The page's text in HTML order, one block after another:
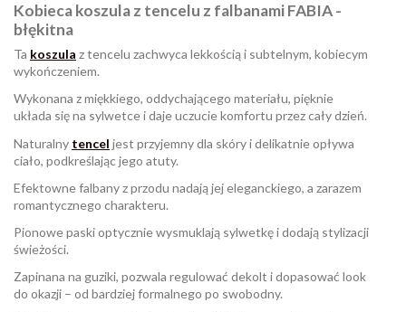
Kobieca koszula z tencelu z falbanami FABIA -
błękitna
Ta koszula z tencelu zachwyca lekkością i subtelnym, kobiecym
wykończeniem.
Wykonana z miękkiego, oddychającego materiału, pięknie
układa się na sylwetce i daje uczucie komfortu przez cały dzień.
Naturalny tencel jest przyjemny dla skóry i delikatnie opływa
ciało, podkreślając jego atuty.
Efektowne falbany z przodu nadają jej eleganckiego, a zarazem
romantycznego charakteru.
Pionowe paski optycznie wysmuklają sylwetkę i dodają stylizacji
świeżości.
Zapinana na guziki, pozwala regulować dekolt i dopasować look
do okazji – od bardziej formalnego po swobodny.